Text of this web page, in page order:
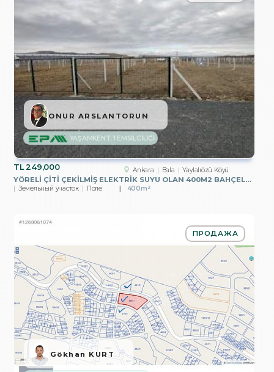
TL249,000 Ankara Bala Yaylalıözü Köyü
YÖRELİ ÇİTİ ÇEKİLMİŞ ELEKTRİK SUYU OLAN 400M2 BAHÇELER EPA EMLAK
Земельный участок Поле 400m²
YAŞAMKENT TEMSİLCİLİĞİ
ONUR ARSLANTORUN
ПРОДАЖА
Gökhan KURT